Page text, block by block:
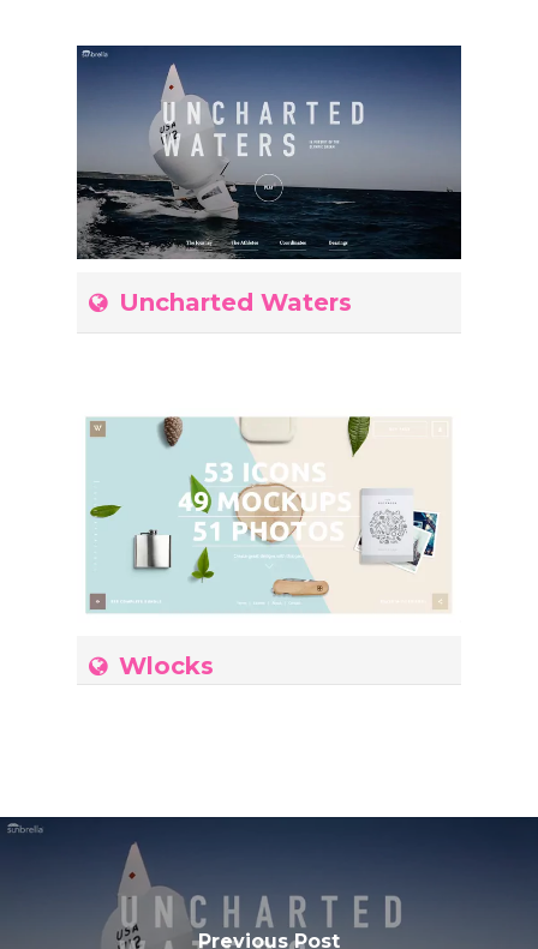
Uncharted Waters
Wlocks
Previous Post